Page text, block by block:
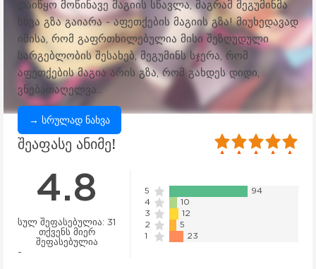
დაიწყო მოწინავე მაგიის სწავლა, მაგრამ მეგუმინმა
სხვა გზა გაიარა - აფეთქების მაგიის გზა! მიუხედავად
იმისა, რომ გაფრთხილებულია მისი შეზღუდული
სარგებლობის შესახებ, მეგუმინს სჯერა, რომ
აფეთქების მაგია არის გზა, რომ გახდეს დიდი,
ვნებათაღელვა...
→ სრულად ნახვა
შეაფასე ანიმე!
100 5
4.8
სულ შეფასებულია: 31
თქვენს მიერ
შეფასებულია
-
5
94
4
10
3
12
2
5
1
23